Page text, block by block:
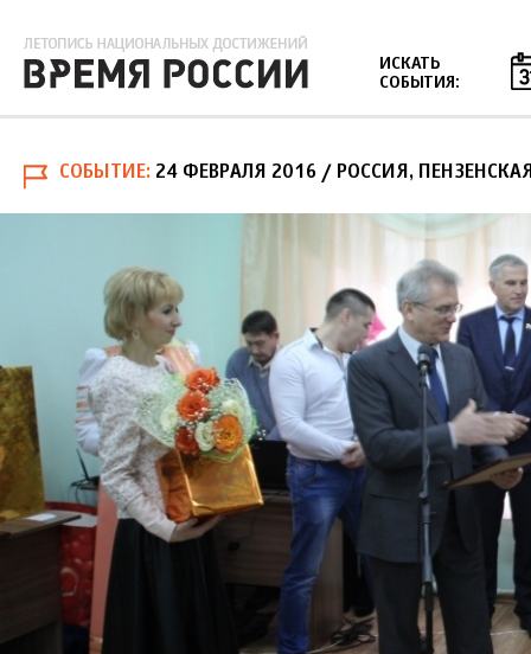
ИСКАТЬ
СОБЫТИЯ:
СОБЫТИЕ 24 ФЕВРАЛЯ 2016 / РОССИЯ,